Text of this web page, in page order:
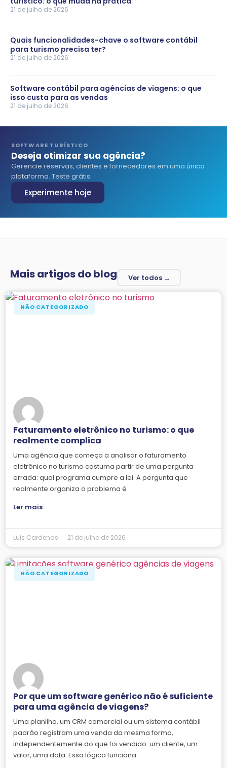
21 de julho de 2026
Quais funcionalidades-chave o software contábil
para turismo precisa ter?
21 de julho de 2026
Software contábil para agências de viagens: o que
isso custa para as vendas
21 de julho de 2026
SOFTWARE TURÍSTICO
Deseja otimizar sua agência?
Gerencie reservas, clientes e fornecedores em uma única
plataforma. Teste grátis.
Experimente hoje
Mais artigos do blog Ver todos →
NÃO CATEGORIZADO
Faturamento eletrônico no turismo: o que
realmente complica
Uma agência que começa a analisar o faturamento
eletrônico no turismo costuma partir de uma pergunta
errada: qual programa cumpre a lei. A pergunta que
realmente organiza o problema é
Ler mais
Luis Cardenas 21 de julho de 2026
NÃO CATEGORIZADO
Por que um software genérico não é suficiente
para uma agência de viagens?
Uma planilha, um CRM comercial ou um sistema contábil
padrão registram uma venda da mesma forma,
independentemente do que foi vendido: um cliente, um
valor, uma data. Essa lógica funciona